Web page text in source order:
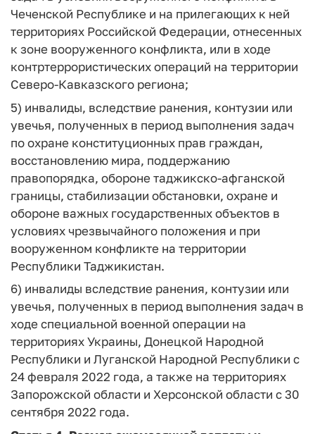
Чеченской Республике и на прилегающих к ней
территориях Российской Федерации, отнесенных
к зоне вооруженного конфликта, или в ходе
контртеррористических операций на территории
Северо-Кавказского региона;
5) инвалиды, вследствие ранения, контузии или
увечья, полученных в период выполнения задач
по охране конституционных прав граждан,
восстановлению мира, поддержанию
правопорядка, обороне таджикско-афганской
границы, стабилизации обстановки, охране и
обороне важных государственных объектов в
условиях чрезвычайного положения и при
вооруженном конфликте на территории
Республики Таджикистан.
6) инвалиды вследствие ранения, контузии или
увечья, полученных в период выполнения задач в
ходе специальной военной операции на
территориях Украины, Донецкой Народной
Республики и Луганской Народной Республики с
24 февраля 2022 года, а также на территориях
Запорожской области и Херсонской области с 30
сентября 2022 года.